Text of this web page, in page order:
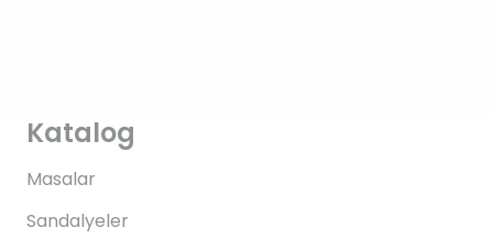
Katalog
Masalar
Sandalyeler